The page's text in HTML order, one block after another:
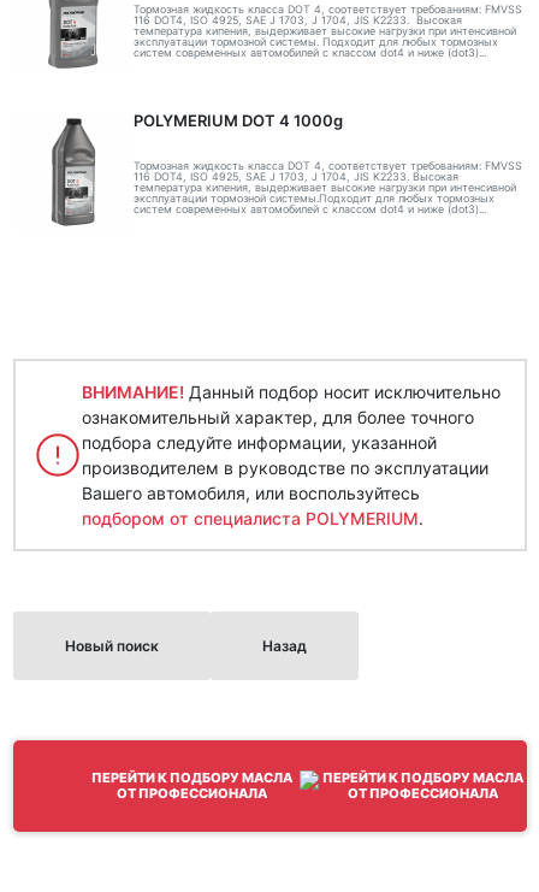
Тормозная жидкость класса DOT 4, соответствует требованиям: FMVSS
116 DOT4, ISO 4925, SAE J 1703, J 1704, JIS K2233. Высокая
температура кипения, выдерживает высокие нагрузки при интенсивной
эксплуатации тормозной системы. Подходит для любых тормозных
систем современных автомобилей с классом dot4 и ниже (dot3)...
POLYMERIUM DOT 4 1000g
Тормозная жидкость класса DOT 4, соответствует требованиям: FMVSS
116 DOT4, ISO 4925, SAE J 1703, J 1704, JIS K2233. Высокая
температура кипения, выдерживает высокие нагрузки при интенсивной
эксплуатации тормозной системы.Подходит для любых тормозных
систем современных автомобилей с классом dot4 и ниже (dot3)...
ВНИМАНИЕ! Данный подбор носит исключительно
ознакомительный характер, для более точного
подбора следуйте информации, указанной
производителем в руководстве по эксплуатации
Вашего автомобиля, или воспользуйтесь
подбором от специалиста POLYMERIUM.
Новый поиск Назад
ПЕРЕЙТИ К ПОДБОРУ МАСЛА
ОТ ПРОФЕССИОНАЛА